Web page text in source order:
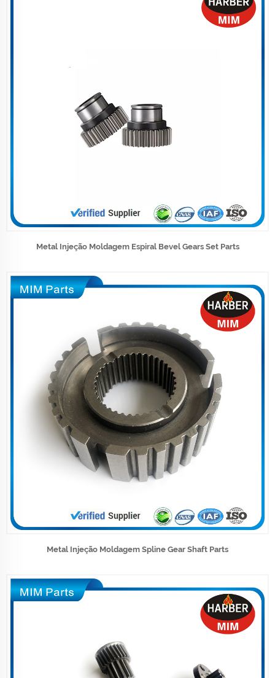
Metal Injeção Moldagem Espiral Bevel Gears Set Parts
Metal Injeção Moldagem Spline Gear Shaft Parts